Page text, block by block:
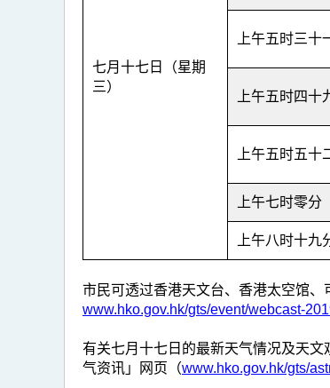
七月十七日（星期
三）
上午五时三十
上午五时四十
上午五时五十
上午七时零分
上午八时十九
市民可透过香港天文台、香港太空馆
www.hko.gov.hk/gts/event/webcast-
有关七月十七日的最新天气情况及天
气资讯」网页（www.hko.gov.hk/gts/